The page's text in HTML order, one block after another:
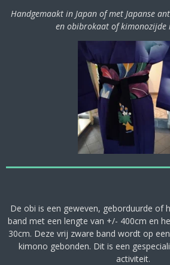
Handgemaakt in Japan of met Japanse
en obibrokaat of
De obi is een geweven, geborduurde of
band met een lengte van +/- 400cm en
30cm. Deze vrij zware band wordt op
kimono gebonden. Dit is een
activiteit.